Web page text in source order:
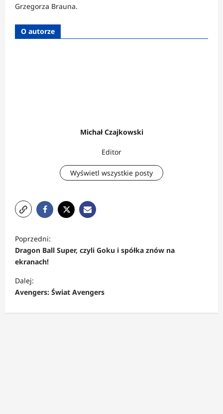
Grzegorza Brauna.
O autorze
Michał Czajkowski
Editor
Wyświetl wszystkie posty
o
b
a
c
z
Poprzedni:
Dragon Ball Super, czyli Goku i spółka znów na
ekranach!
Dalej:
Avengers: Świat Avengers